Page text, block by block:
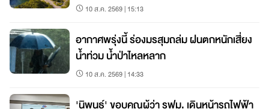
10 ส.ค. 2569 | 15:13
อากาศพรุ่งนี้ ร่องมรสุมถล่ม ฝนตกหนักเสี่ยง
น้ำท่วม น้ำป่าไหลหลาก
10 ส.ค. 2569 | 14:33
'นิพนธ์' ขอบคุณผู้ว่า รฟม. เดินหน้ารถไฟฟ้า